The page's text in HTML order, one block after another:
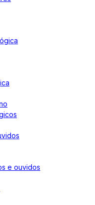
e ouvidos